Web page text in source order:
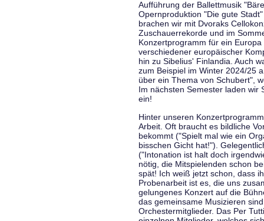
Aufführung der Ballettmusik
Opernproduktion "Die gute
brachen wir mit Dvoraks
Zuschauerrekorde und im
Konzertprogramm für ein
verschiedener europäischer
hin zu Sibelius' Finlandia. Auch
zum Beispiel im Winter 2024/25
über ein Thema von Schubert",
Im nächsten Semester laden wir
ein!
Hinter unseren
Arbeit. Oft braucht es bildliche
bekommt ("Spielt mal wie ein
bisschen Gicht hat!").
("Intonation ist halt doch
nötig, die Mitspielenden schon
spät! Ich weiß jetzt schon, dass
Probenarbeit ist es, die uns
gelungenes Konzert auf die
das gemeinsame Musizieren
Orchestermitglieder. Das Per